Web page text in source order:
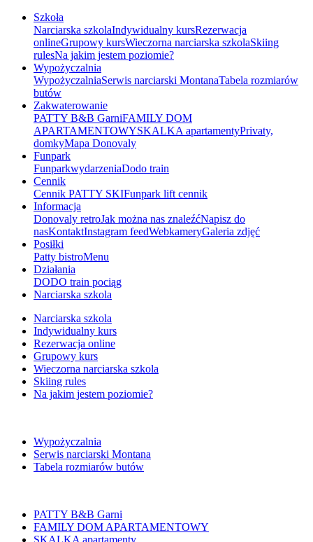
Szkoła
Narciarska szkolaIndywidualny kursRezerwacja
onlineGrupowy kursWieczorna narciarska szkolaSkiing
rulesNa jakim jestem poziomie?
Wypożyczalnia
WypożyczalniaSerwis narciarski MontanaTabela rozmiarów
butów
Zakwaterowanie
PATTY B&B GarniFAMILY DOM
APARTAMENTOWYSKALKA apartamentyPrivaty,
domkyMapa Donovaly
Funpark
FunparkwydarzeniaDodo train
Cennik
Cennik PATTY SKIFunpark lift cennik
Informacja
Donovaly retroJak można nas znaleźćNapisz do
nasKontaktInstagram feedWebkameryGaleria zdjęć
Posiłki
Patty bistroMenu
Działania
DODO train pociąg
Narciarska szkola
Narciarska szkola
Indywidualny kurs
Rezerwacja online
Grupowy kurs
Wieczorna narciarska szkola
Skiing rules
Na jakim jestem poziomie?
Wypożyczalnia
Serwis narciarski Montana
Tabela rozmiarów butów
PATTY B&B Garni
FAMILY DOM APARTAMENTOWY
SKALKA apartamenty